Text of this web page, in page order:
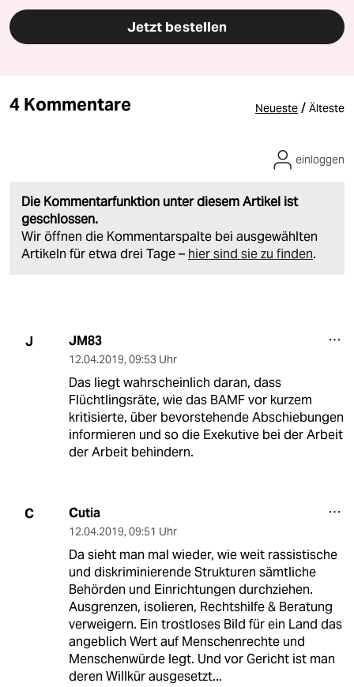
Jetzt bestellen
4 Kommentare Neueste / Älteste
Die Kommentarfunktion unter diesem Artikel ist
geschlossen.
Wir öffnen die Kommentarspalte bei ausgewählten
Artikeln für etwa drei Tage – hier sind sie zu finden.
einloggen
J JM83
12.04.2019, 09:53 Uhr
Das liegt wahrscheinlich daran, dass
Flüchtlingsräte, wie das BAMF vor kurzem
kritisierte, über bevorstehende Abschiebungen
informieren und so die Exekutive bei der Arbeit
der Arbeit behindern.
C Cutia
12.04.2019, 09:51 Uhr
Da sieht man mal wieder, wie weit rassistische
und diskriminierende Strukturen sämtliche
Behörden und Einrichtungen durchziehen.
Ausgrenzen, isolieren, Rechtshilfe & Beratung
verweigern. Ein trostloses Bild für ein Land das
angeblich Wert auf Menschenrechte und
Menschenwürde legt. Und vor Gericht ist man
deren Willkür ausgesetzt...